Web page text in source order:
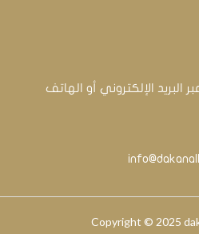
البريد الإلكتروني أو الهاتف
Copyright © 2025